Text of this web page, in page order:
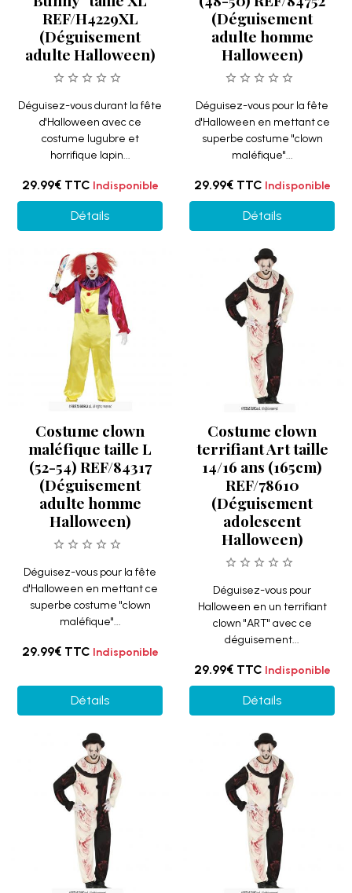
REF/H4229XL
(Déguisement
adulte Halloween)
Déguisez-vous durant la fête
d'Halloween avec ce
costume lugubre et
horrifique lapin...
29.99€ TTC Indisponible
Détails
(Déguisement
adulte homme
Halloween)
Déguisez-vous pour la fête
d'Halloween en mettant ce
superbe costume "clown
maléfique"...
29.99€ TTC Indisponible
Détails
Costume clown
maléfique taille L
(52-54) REF/84317
(Déguisement
adulte homme
Halloween)
Déguisez-vous pour la fête
d'Halloween en mettant ce
superbe costume "clown
maléfique"...
29.99€ TTC Indisponible
Détails
Costume clown
terrifiant Art taille
14/16 ans (165cm)
REF/78610
(Déguisement
adolescent
Halloween)
Déguisez-vous pour
Halloween en un terrifiant
clown "ART" avec ce
déguisement...
29.99€ TTC Indisponible
Détails